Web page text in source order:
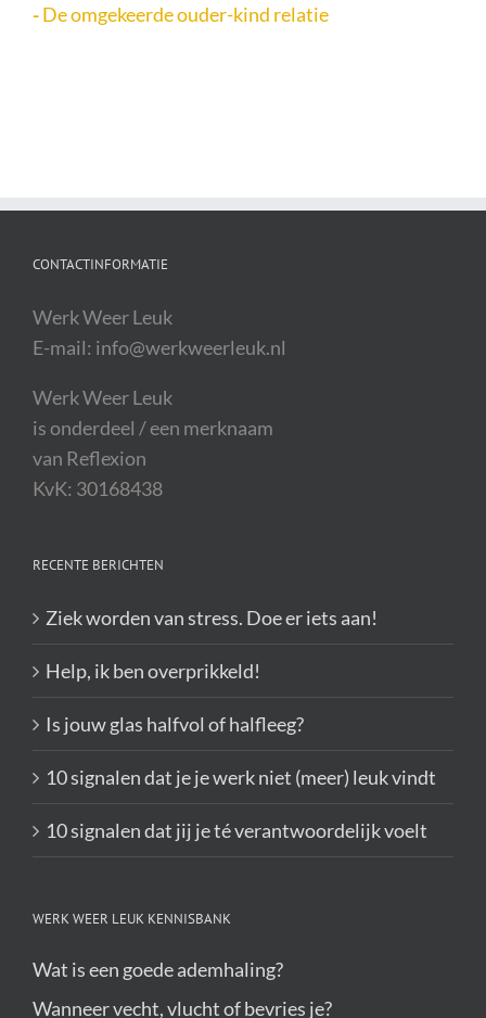
De omgekeerde ouder-kind relatie
CONTACTINFORMATIE
Werk Weer Leuk
E-mail: info@werkweerleuk.nl
Werk Weer Leuk
is onderdeel / een merknaam
van Reflexion
KvK: 30168438
RECENTE BERICHTEN
Ziek worden van stress. Doe er iets aan!
Help, ik ben overprikkeld!
Is jouw glas halfvol of halfleeg?
10 signalen dat je je werk niet (meer) leuk vindt
10 signalen dat jij je té verantwoordelijk voelt
WERK WEER LEUK KENNISBANK
Wat is een goede ademhaling?
Wanneer vecht, vlucht of bevries je?